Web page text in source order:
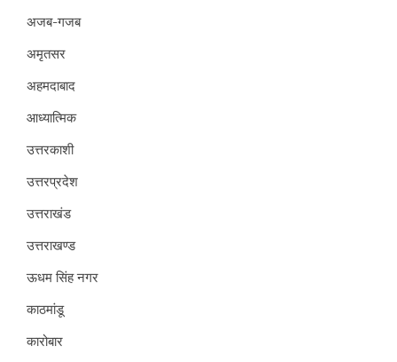
अजब-गजब
अमृतसर
अहमदाबाद
आध्यात्मिक
उत्तरकाशी
उत्तरप्रदेश
उत्तराखंड
उत्तराखण्ड
ऊधम सिंह नगर
काठमांडू
कारोबार